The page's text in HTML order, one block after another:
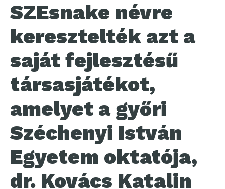
SZEsnake névre
keresztelték azt a
saját fejlesztésű
társasjátékot,
amelyet a győri
Széchenyi István
Egyetem oktatója,
dr. Kovács Katalin